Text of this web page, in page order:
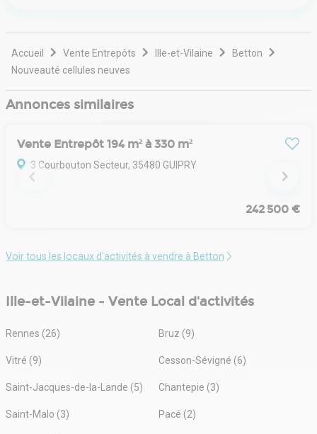
sur leurs connaissances et leur expérience pour aller de
l'avant. Ils exploitent également tout le potentiel de la
technologie, de l'IA, des données et des analyses.
Accueil Vente Entrepôts Ille-et-Vilaine
Betton
Nouveauté cellules neuves
Annonces similaires
Vente Entrepôt 194 m² à 330 m²
3 Courbouton Secteur, 35480 GUIPRY
242 500 €
Voir tous les locaux d'activités à vendre à Betton
Ille-et-Vilaine - Vente Local d'activités
Rennes (26) Bruz (9)
Vitré (9) Cesson-Sévigné (6)
Saint-Jacques-de-la-Lande (5) Chantepie (3)
Saint-Malo (3) Pacé (2)